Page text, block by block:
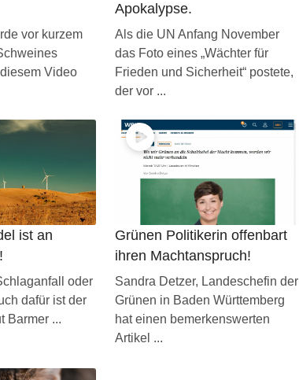
vor kurzem
Video
Apokalypse.
Als die UN Anfang November
das Foto eines „Wächter für
Frieden und Sicherheit“ postete,
der vor ...
ist an
oder
dafür ist der
Barmer ...
Grünen Politikerin offenbart
ihren Machtanspruch!
Sandra Detzer, Landeschefin der
Grünen in Baden Württemberg
hat einen bemerkenswerten
Artikel ...